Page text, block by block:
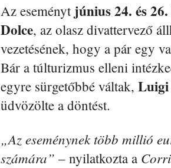
Az eseményt június 24. és 26.
Dolce, az olasz divattervező
vezetésének, hogy a pár egy
Bár a túlturizmus elleni
egyre sürgetőbbé váltak,
üdvözölte a döntést.
„Az eseménynek több millió
számára” – nyilatkozta a